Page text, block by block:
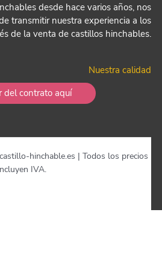
desde hace varios años, nos
transmitir nuestra experiencia a los
de la venta de castillos hinchables.
Nuestra calidad
del contrato aquí
hinchable.es | Todos los precios
IVA.
bloqueado.